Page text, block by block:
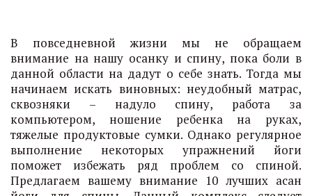
В повседневной жизни мы не обращаем
внимание на нашу осанку и спину, пока боли в
данной области на дадут о себе знать. Тогда мы
начинаем искать виновных: неудобный матрас,
сквозняки – надуло спину, работа за
компьютером, ношение ребенка на руках,
тяжелые продуктовые сумки. Однако регулярное
выполнение некоторых упражнений йоги
поможет избежать ряд проблем со спиной.
Предлагаем вашему внимание 10 лучших асан